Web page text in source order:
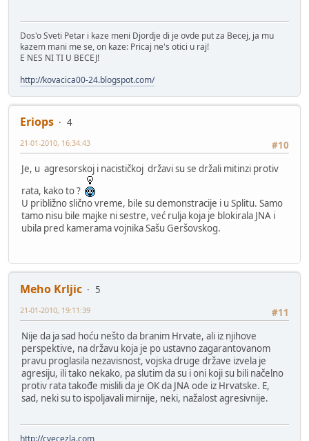
Dos'o Sveti Petar i kaze meni Djordje di je ovde put za Becej, ja mu
kazem mani me se, on kaze: Pricaj ne's otici u raj!
E NES NI TI U BECEJ!
http://kovacica00-24.blogspot.com/
Eriops
4
#10
21-01-2010, 16:34:43
Je, u agresorskoj i nacističkoj državi su se držali mitinzi protiv
rata, kako to ?
U približno slično vreme, bile su demonstracije i u Splitu. Samo
tamo nisu bile majke ni sestre, već rulja koja je blokirala JNA i
ubila pred kamerama vojnika Sašu Geršovskog.
Meho Krljic
5
#11
21-01-2010, 19:11:39
Nije da ja sad hoću nešto da branim Hrvate, ali iz njihove
perspektive, na državu koja je po ustavno zagarantovanom
pravu proglasila nezavisnost, vojska druge države izvela je
agresiju, ili tako nekako, pa slutim da su i oni koji su bili načelno
protiv rata takođe mislili da je OK da JNA ode iz Hrvatske. E,
sad, neki su to ispoljavali mirnije, neki, nažalost agresivnije.